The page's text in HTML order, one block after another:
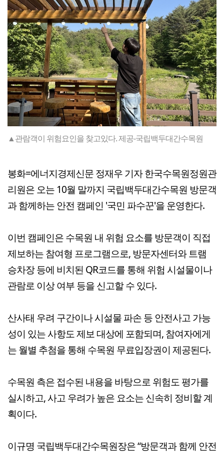
▲관람객이 위험요인을 찾고있다. 제공-국립백두대간수목원
봉화=에너지경제신문 정재우 기자 한국수목원정원관
리원은 오는 10월 말까지 국립백두대간수목원 방문객
과 함께하는 안전 캠페인 '국민 파수꾼'을 운영한다.
이번 캠페인은 수목원 내 위험 요소를 방문객이 직접
제보하는 참여형 프로그램으로, 방문자센터와 트램
승차장 등에 비치된 QR코드를 통해 위험 시설물이나
관람로 이상 여부 등을 신고할 수 있다.
산사태 우려 구간이나 시설물 파손 등 안전사고 가능
성이 있는 사항도 제보 대상에 포함되며, 참여자에게
는 월별 추첨을 통해 수목원 무료입장권이 제공된다.
수목원 측은 접수된 내용을 바탕으로 위험도 평가를
실시하고, 사고 우려가 높은 요소는 신속히 정비할 계
획이다.
이규명 국립백두대간수목원장은 “방문객과 함께 안전